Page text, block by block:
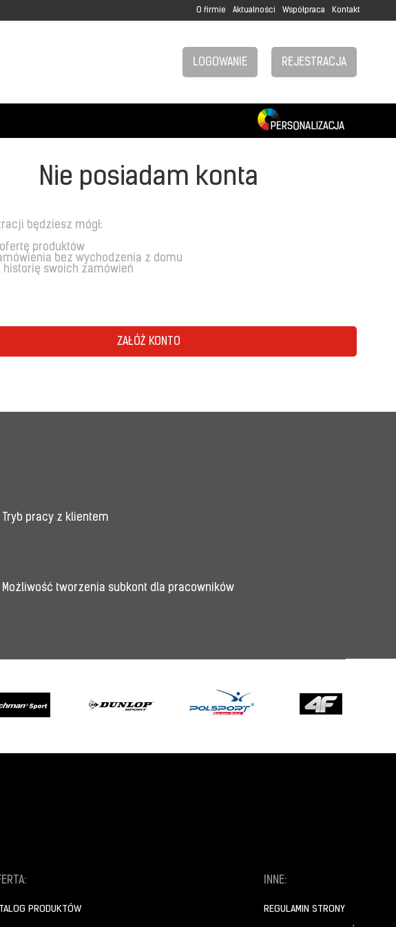
O firmie Aktualności Współpraca Kontakt
LOGOWANIE REJESTRACJA
Nie posiadam konta
będziesz mógł:
produktów
bez wychodzenia z domu
historię swoich zamówień
ZAŁÓŻ KONTO
Tryb pracy z klientem
Możliwość tworzenia subkont dla pracowników
PRODUKTÓW
INNE:
REGULAMIN STRONY